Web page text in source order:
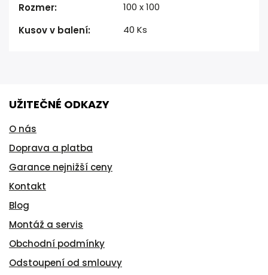
Rozmer:
100 x 100
Kusov v balení: 40 Ks
UŽITEČNÉ ODKAZY
O nás
Doprava a platba
Garance nejnižší ceny
Kontakt
Blog
Montáž a servis
Obchodní podmínky
Odstoupení od smlouvy